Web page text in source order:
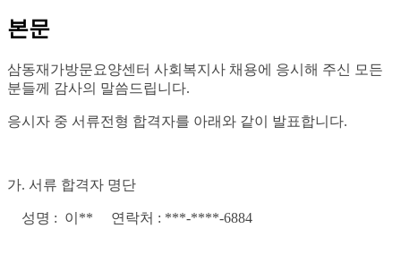
본문
삼동재가방문요양센터 사회복지사 채용에 응시해 주신 모든
분들께 감사의 말씀드립니다.
응시자 중 서류전형 합격자를 아래와 같이 발표합니다.
가. 서류 합격자 명단
성명 : 이** 연락처 : ***-****-6884